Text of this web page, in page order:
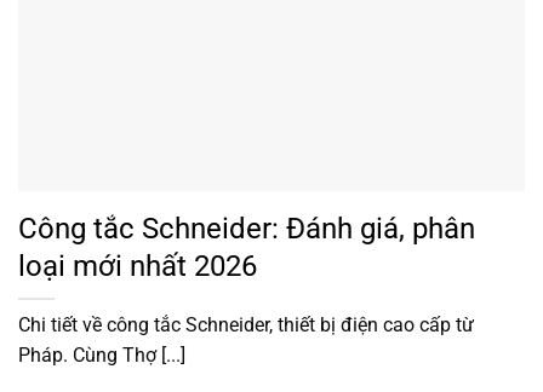
Công tắc Schneider: Đánh giá, phân
loại mới nhất 2026
Chi tiết về công tắc Schneider, thiết bị điện cao cấp từ
Pháp. Cùng Thợ [...]